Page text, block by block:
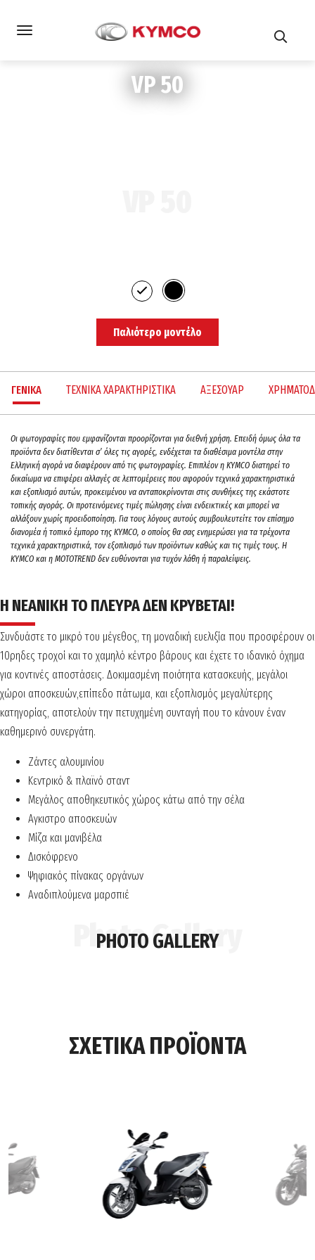
VP 50
Παλιότερο μοντέλο
ΓΕΝΙΚΑ ΤΕΧΝΙΚΑ ΧΑΡΑΚΤΗΡΙΣΤΙΚΑ ΑΞΕΣΟΥΑΡ
Oι φωτογραφίες που εμφανίζονται προορίζονται για διεθνή χρήση. Επειδή όμως όλα τα
προϊόντα δεν διατίθενται σ’ όλες τις αγορές, ενδέχεται τα διαθέσιμα μοντέλα στην
Ελληνική αγορά να διαφέρουν από τις φωτογραφίες. Επιπλέον η KYMCO διατηρεί το
δικαίωμα να επιφέρει αλλαγές σε λεπτομέρειες που αφορούν τεχνικά χαρακτηριστικά
και εξοπλισμό αυτών, προκειμένου να ανταποκρίνονται στις συνθήκες της εκάστοτε
τοπικής αγοράς. Οι προτεινόμενες τιμές πώλησης είναι ενδεικτικές και μπορεί να
αλλάξουν χωρίς προειδοποίηση. Για τους λόγους αυτούς συμβουλευτείτε τον επίσημο
διανομέα ή τοπικό έμπορο της ΚΥΜCO, ο οποίος θα σας ενημερώσει για τα τρέχοντα
τεχνικά χαρακτηριστικά, τον εξοπλισμό των προϊόντων καθώς και τις τιμές τους. H
KYMCO και η MOTOTREND δεν ευθύνονται για τυχόν λάθη ή παραλείψεις.
Η ΝΕΑΝΙΚΗ ΤΟ ΠΛΕΥΡΑ ΔΕΝ ΚΡΥΒΕΤΑΙ!
Συνδυάστε το μικρό του μέγεθος, τη μοναδική ευελιξία που προσφέρουν οι
10ρηδες τροχοί και το χαμηλό κέντρο βάρους και έχετε το ιδανικό όχημα
για κοντινές αποστάσεις. Δοκιμασμένη ποιότητα κατασκευής, μεγάλοι
χώροι αποσκευών,επίπεδο πάτωμα, και εξοπλισμός μεγαλύτερης
κατηγορίας, αποτελούν την πετυχημένη συνταγή που το κάνουν έναν
καθημερινό συνεργάτη.
Ζάντες αλουμινίου
Κεντρικό & πλαϊνό σταντ
Μεγάλος αποθηκευτικός χώρος κάτω από την σέλα
Aγκιστρο αποσκευών
Μίζα και μανιβέλα
Δισκόφρενο
Ψηφιακός πίνακας οργάνων
Αναδιπλούμενα μαρσπιέ
PHOTO GALLERY
ΣΧΕΤΙΚΑ ΠΡΟΪΟΝΤΑ